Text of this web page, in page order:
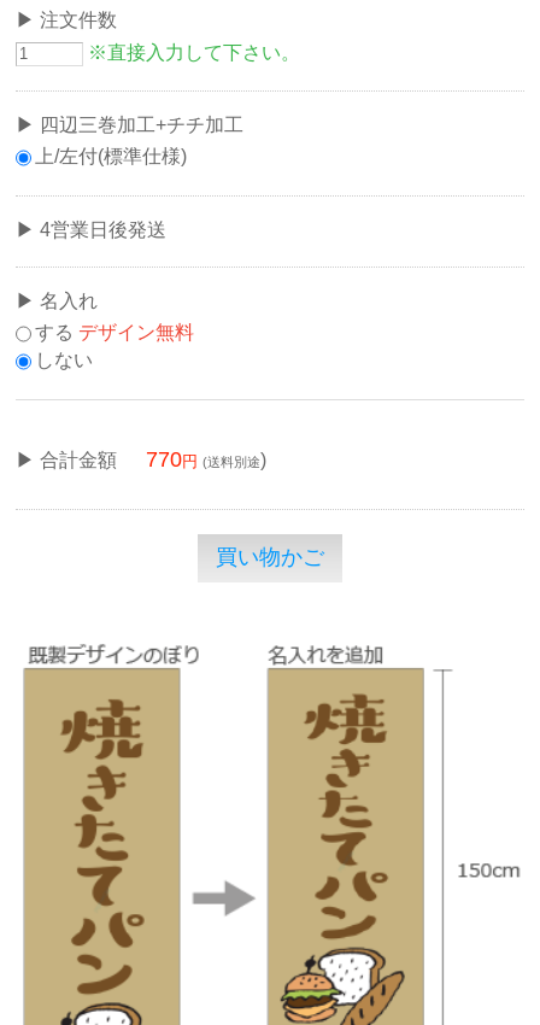
注文件数
※直接入力して下さい。
四辺三巻加工+チチ加工
上/左付(標準仕様)
4営業日後発送
名入れ
する デザイン無料
しない
合計金額 770 (送料別途)